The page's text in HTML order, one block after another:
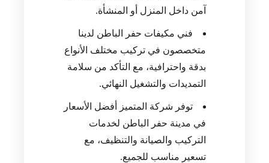
آمن داخل المنزل أو المنشأة.
فني مكيفات حفر الباطن لدينا
متخصصون في تركيب مختلف الأنواع
بدقة واحترافية، مع التأكد من سلامة
التمديدات والتشغيل النهائي.
توفر شركة المتميز أفضل الأسعار
في مدينة حفر الباطن لخدمات
التركيب والصيانة والتنظيف، مع
تسعير مناسب للجميع.